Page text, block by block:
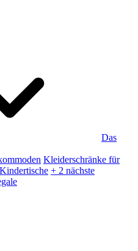
Das
Kleiderschränke für
Kindertische + 2 nächste